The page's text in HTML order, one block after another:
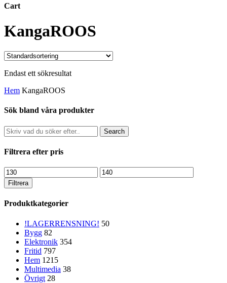
Cart
Close
Cart
KangaROOS
Endast ett sökresultat
Hem KangaROOS
Sök bland våra produkter
Search
Filtrera efter pris
Min
pris
Max
pris
Filtrera
Produktkategorier
!LAGERRENSNING! 50
Bygg 82
Elektronik 354
Fritid 797
Hem 1215
Multimedia 38
Övrigt 28